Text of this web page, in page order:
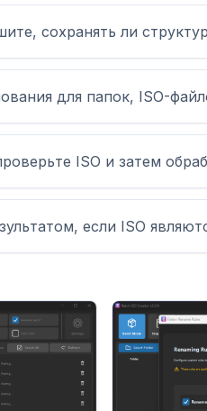
сохранять ли
для папок, ISO-
ISO и затем
если ISO